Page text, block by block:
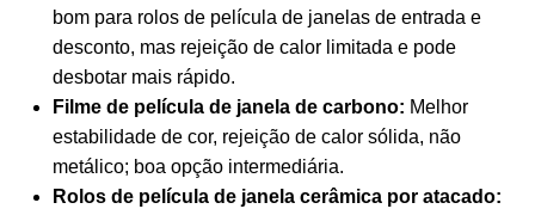
bom para rolos de película de janelas de entrada e
desconto, mas rejeição de calor limitada e pode
desbotar mais rápido.
Filme de película de janela de carbono: Melhor
estabilidade de cor, rejeição de calor sólida, não
metálico; boa opção intermediária.
Rolos de película de janela cerâmica por atacado: